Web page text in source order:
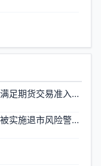
股指期货开通条件有哪些？如何满足期货交易准入要求？
创业板上市公司连续几年亏损会被实施退市风险警示